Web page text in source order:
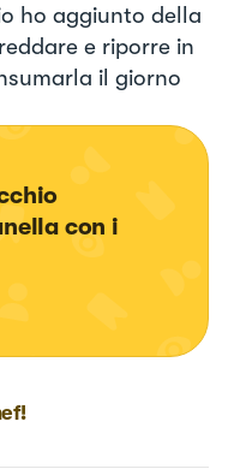
ho aggiunto della
e riporre in
il giorno
con i